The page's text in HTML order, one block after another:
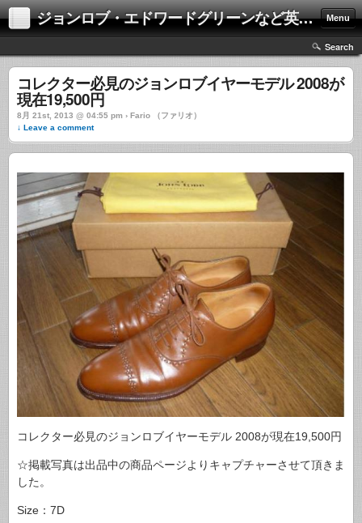
ジョンロブ・エドワードグリーンなど英国靴の激安中古通販情報ブログ Menu
Search
コレクター必見のジョンロブイヤーモデル 2008が
現在19,500円
8月 21st, 2013 @ 04:55 pm › Fario （ファリオ）
↓ Leave a comment
コレクター必見のジョンロブイヤーモデル 2008が現在19,500円
☆掲載写真は出品中の商品ページよりキャプチャーさせて頂きま
した。
Size：7D